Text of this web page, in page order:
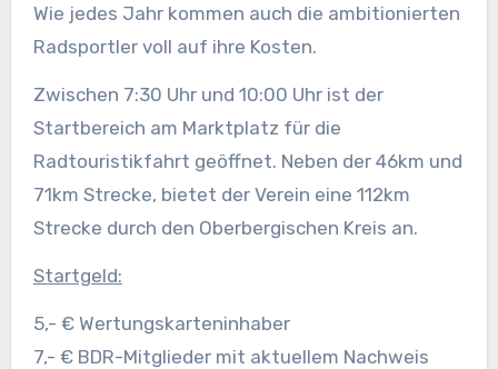
Wie jedes Jahr kommen auch die ambitionierten
Radsportler voll auf ihre Kosten.
Zwischen 7:30 Uhr und 10:00 Uhr ist der
Startbereich am Marktplatz für die
Radtouristikfahrt geöffnet. Neben der 46km und
71km Strecke, bietet der Verein eine 112km
Strecke durch den Oberbergischen Kreis an.
Startgeld:
5,- € Wertungskarteninhaber
7,- € BDR-Mitglieder mit aktuellem Nachweis